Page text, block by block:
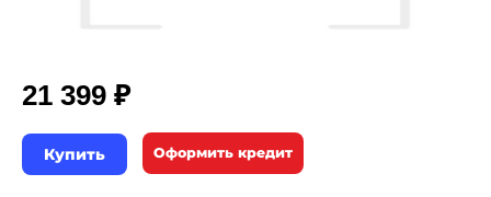
21 399 ₽
Купить Оформить кредит